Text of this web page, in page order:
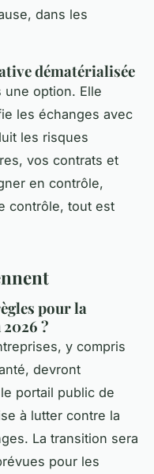
dans les
dématérialisée
une option. Elle
les échanges avec
les risques
vos contrats et
en contrôle,
contrôle, tout est
pour la
?
y compris
devront
portail public de
à lutter contre la
La transition sera
pour les